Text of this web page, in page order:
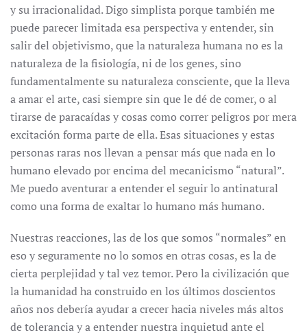
y su irracionalidad. Digo simplista porque también me
puede parecer limitada esa perspectiva y entender, sin
salir del objetivismo, que la naturaleza humana no es la
naturaleza de la fisiología, ni de los genes, sino
fundamentalmente su naturaleza consciente, que la lleva
a amar el arte, casi siempre sin que le dé de comer, o al
tirarse de paracaídas y cosas como correr peligros por mera
excitación forma parte de ella. Esas situaciones y estas
personas raras nos llevan a pensar más que nada en lo
humano elevado por encima del mecanicismo “natural”.
Me puedo aventurar a entender el seguir lo antinatural
como una forma de exaltar lo humano más humano.
Nuestras reacciones, las de los que somos “normales” en
eso y seguramente no lo somos en otras cosas, es la de
cierta perplejidad y tal vez temor. Pero la civilización que
la humanidad ha construido en los últimos doscientos
años nos debería ayudar a crecer hacia niveles más altos
de tolerancia y a entender nuestra inquietud ante el